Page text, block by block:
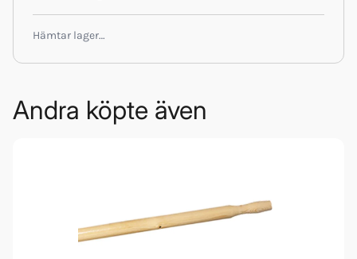
Hämtar lager…
Andra köpte även